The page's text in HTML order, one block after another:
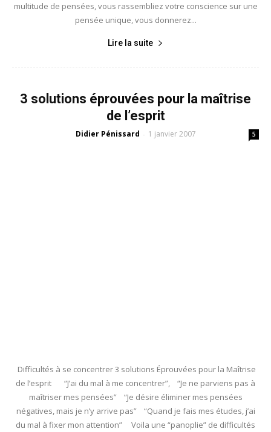
multitude de pensées, vous rassembliez votre conscience sur une
pensée unique, vous donnerez...
Lire la suite
3 solutions éprouvées pour la maîtrise
de l’esprit
Didier Pénissard - 1 janvier 2007 5
Difficultés à se concentrer 3 solutions Éprouvées pour la Maîtrise
de l’esprit “J’ai du mal à me concentrer”, “Je ne parviens pas à
maîtriser mes pensées” “Je désire éliminer mes pensées
négatives, mais je n’y arrive pas” “Quand je fais mes études, j’ai
du mal à fixer mon attention” Voila une “panoplie” de difficultés